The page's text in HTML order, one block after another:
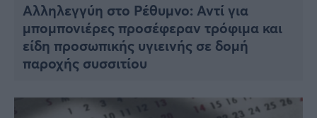
Αλληλεγγύη στο Ρέθυμνο: Αντί για
μπομπονιέρες προσέφεραν τρόφιμα και
είδη προσωπικής υγιεινής σε δομή
παροχής συσσιτίου